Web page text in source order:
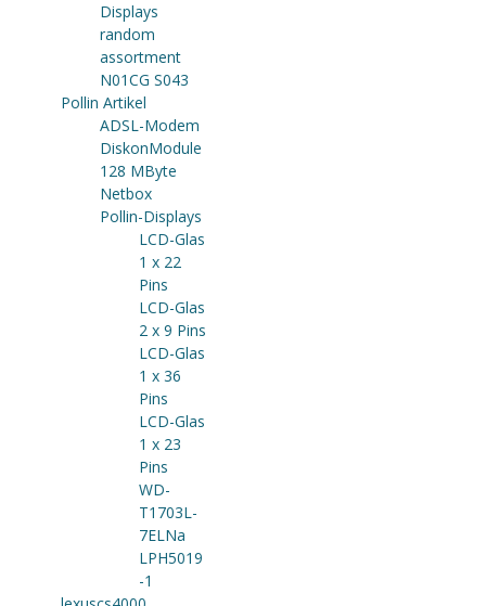
Displays
random
assortment
N01CG S043
Pollin Artikel
ADSL-Modem
DiskonModule
128 MByte
Netbox
Pollin-Displays
LCD-Glas
1 x 22
Pins
LCD-Glas
2 x 9 Pins
LCD-Glas
1 x 36
Pins
LCD-Glas
1 x 23
Pins
WD-
T1703L-
7ELNa
LPH5019
-1